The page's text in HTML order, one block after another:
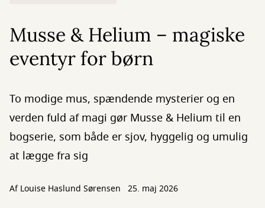
Musse & Helium – magiske
eventyr for børn
To modige mus, spændende mysterier og en
verden fuld af magi gør Musse & Helium til en
bogserie, som både er sjov, hyggelig og umulig
at lægge fra sig
AfLouise Haslund Sørensen 25. maj 2026